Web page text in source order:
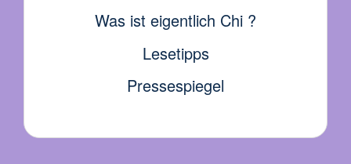
Was ist eigentlich Chi ?
Lesetipps
Pressespiegel